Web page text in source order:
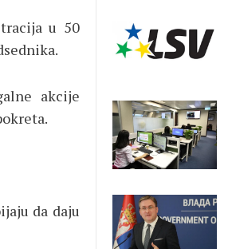
u 50
akcije
da daju